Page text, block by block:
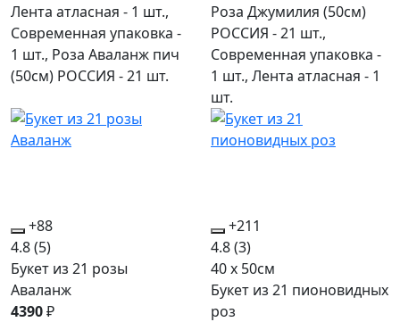
Лента атласная - 1 шт.,
Современная упаковка -
1 шт., Роза Аваланж пич
(50см) РОССИЯ - 21 шт.
Роза Джумилия (50см)
РОССИЯ - 21 шт.,
Современная упаковка -
1 шт., Лента атласная - 1
шт.
+88
4.8(5)
Букет из 21 розы
Аваланж
4390₽
+211
4.8(3)
40 x 50см
Букет из 21 пионовидных
роз